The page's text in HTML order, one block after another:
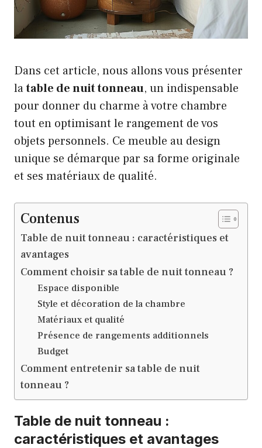
Dans cet article, nous allons vous présenter
latable de nuit tonneau, un indispensable
pour donner du charme à votre chambre
tout en optimisant le rangement de vos
objets personnels. Ce meuble au design
unique se démarque par sa forme originale
et ses matériaux de qualité.
Contenus
Table de nuit tonneau : caractéristiques et
avantages
Comment choisir sa table de nuit tonneau ?
Espace disponible
Style et décoration de la chambre
Matériaux et qualité
Présence de rangements additionnels
Budget
Comment entretenir sa table de nuit
tonneau ?
Table de nuit tonneau :
caractéristiques et avantages